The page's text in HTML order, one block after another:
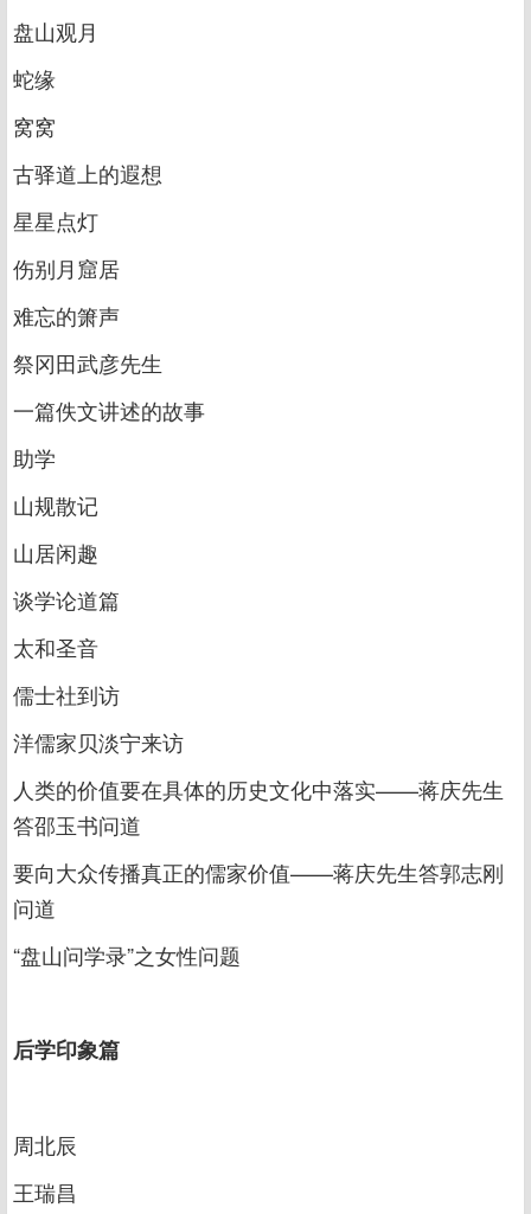
盘山观月
蛇缘
窝窝
古驿道上的遐想
星星点灯
伤别月窟居
难忘的箫声
祭冈田武彦先生
一篇佚文讲述的故事
助学
山规散记
山居闲趣
谈学论道篇
太和圣音
儒士社到访
洋儒家贝淡宁来访
人类的价值要在具体的历史文化中落实——蒋庆先生
答邵玉书问道
要向大众传播真正的儒家价值——蒋庆先生答郭志刚
问道
“盘山问学录”之女性问题
后学印象篇
周北辰
王瑞昌